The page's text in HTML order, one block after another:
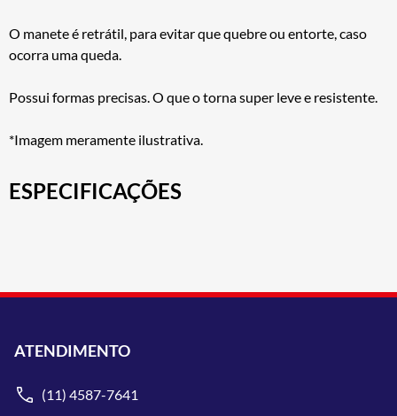
O manete é retrátil, para evitar que quebre ou entorte, caso
ocorra uma queda.
Possui formas precisas. O que o torna super leve e resistente.
*Imagem meramente ilustrativa.
ESPECIFICAÇÕES
ATENDIMENTO
(11) 4587-7641